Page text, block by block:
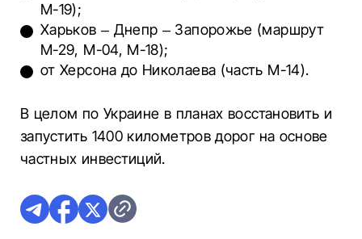
М-19);
Харьков – Днепр – Запорожье (маршрут
М-29, M-04, M-18);
от Херсона до Николаева (часть М-14).
В целом по Украине в планах восстановить и
запустить 1400 километров дорог на основе
частных инвестиций.